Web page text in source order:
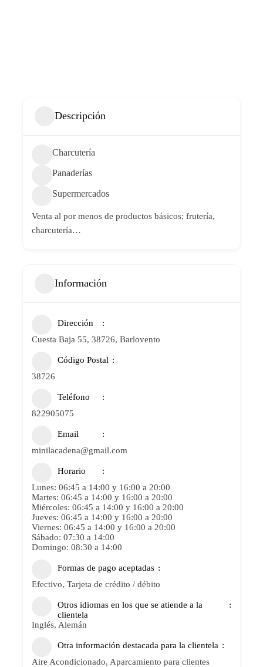
Descripción
Charcutería
Panaderías
Supermercados
Venta al por menos de productos básicos; frutería,
charcutería…
Información
Dirección
Cuesta Baja 55, 38726, Barlovento
Código Postal
38726
Teléfono
822905075
Email
minilacadena@gmail.com
Horario
Lunes: 06:45 a 14:00 y 16:00 a 20:00
Martes: 06:45 a 14:00 y 16:00 a 20:00
Miércoles: 06:45 a 14:00 y 16:00 a 20:00
Jueves: 06:45 a 14:00 y 16:00 a 20:00
Viernes: 06:45 a 14:00 y 16:00 a 20:00
Sábado: 07:30 a 14:00
Domingo: 08:30 a 14:00
Formas de pago aceptadas
Efectivo, Tarjeta de crédito / débito
Otros idiomas en los que se atiende a la
clientela
Inglés, Alemán
Otra información destacada para la clientela
Aire Acondicionado, Aparcamiento para clientes